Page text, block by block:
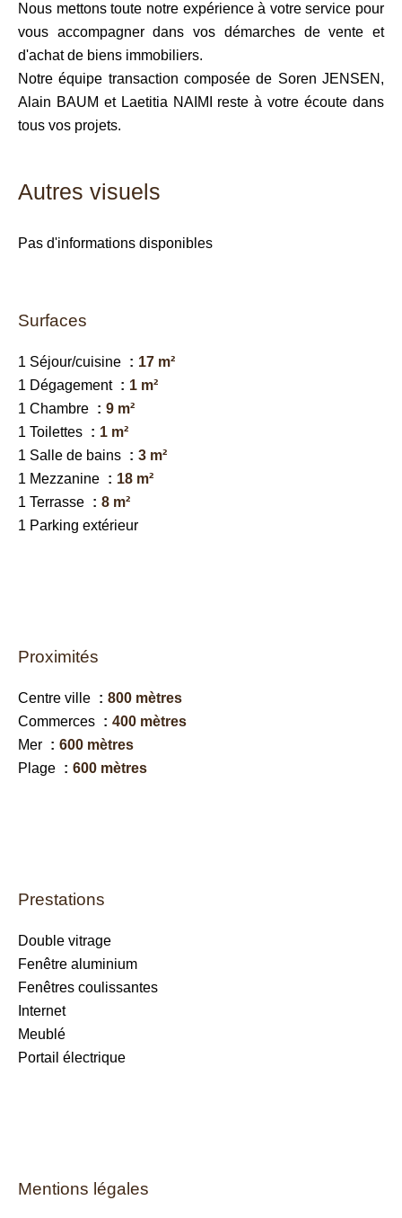
Nous mettons toute notre expérience à votre service pour
vous accompagner dans vos démarches de vente et
d'achat de biens immobiliers.
Notre équipe transaction composée de Soren JENSEN,
Alain BAUM et Laetitia NAIMI reste à votre écoute dans
tous vos projets.
Autres visuels
Pas d'informations disponibles
Surfaces
1 Séjour/cuisine
17 m²
1 Dégagement
1 m²
1 Chambre
9 m²
1 Toilettes
1 m²
1 Salle de bains
3 m²
1 Mezzanine
18 m²
1 Terrasse
8 m²
1 Parking extérieur
Proximités
Centre ville
800 mètres
Commerces
400 mètres
Mer
600 mètres
Plage
600 mètres
Prestations
Double vitrage
Fenêtre aluminium
Fenêtres coulissantes
Internet
Meublé
Portail électrique
Mentions légales